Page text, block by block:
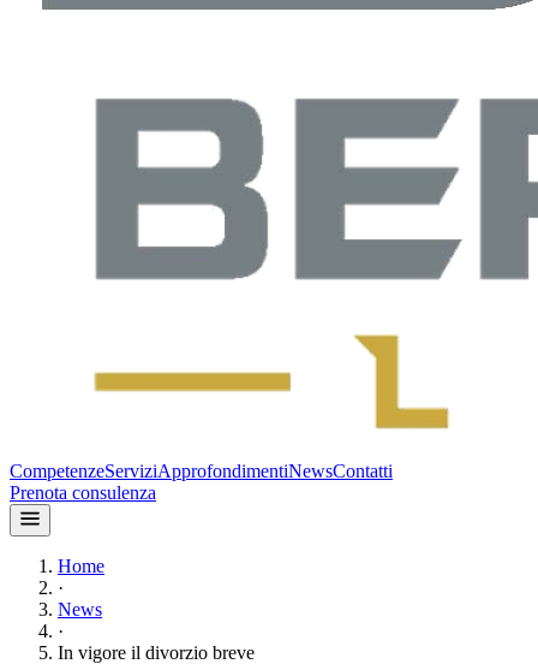
CompetenzeServiziApprofondimentiNewsContatti
Prenota consulenza
Home
·
News
·
In vigore il divorzio breve